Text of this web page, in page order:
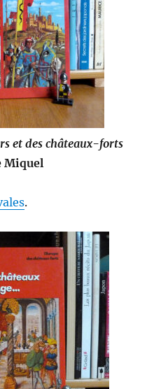
et des châteaux-forts
Miquel
.